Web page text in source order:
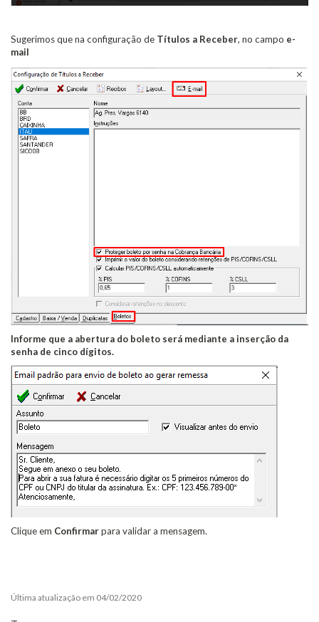
Sugerimos que na configuração de Títulos a Receber, no campo e-
mail
Informe que a abertura do boleto será mediante a inserção da
senha de cinco dígitos.
Clique em Confirmarpara validar a mensagem.
Última atualização em 04/02/2020